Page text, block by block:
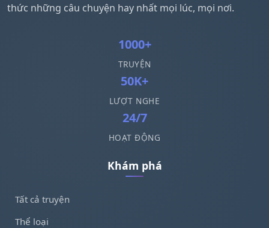
thức những câu chuyện hay nhất mọi lúc, mọi nơi.
1000+
TRUYỆN
50K+
LƯỢT NGHE
24/7
HOẠT ĐỘNG
Khám phá
Tất cả truyện
Thể loại